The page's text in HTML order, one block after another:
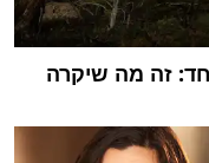
זה מה שיקרה